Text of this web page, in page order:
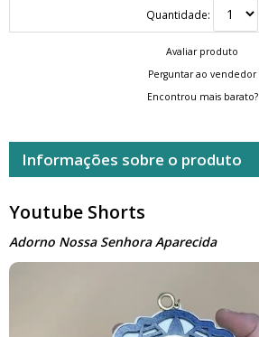
Quantidade:
Avaliar produto
Perguntar ao vendedor
Encontrou mais barato?
Informações sobre o produto
Youtube Shorts
Adorno Nossa Senhora Aparecida